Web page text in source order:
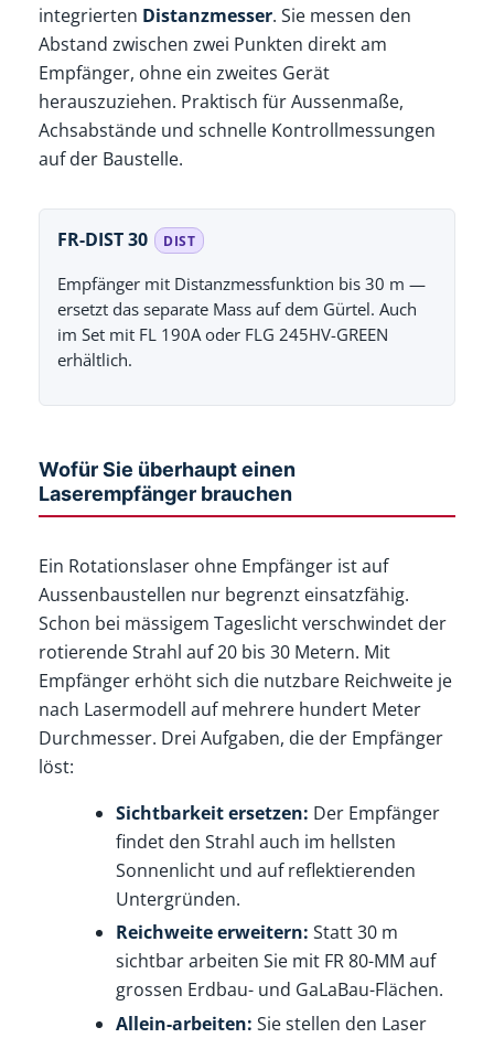
integrierten Distanzmesser. Sie messen den
Abstand zwischen zwei Punkten direkt am
Empfänger, ohne ein zweites Gerät
herauszuziehen. Praktisch für Aussenmaße,
Achsabstände und schnelle Kontrollmessungen
auf der Baustelle.
FR-DIST 30 DIST
Empfänger mit Distanzmessfunktion bis 30 m —
ersetzt das separate Mass auf dem Gürtel. Auch
im Set mit FL 190A oder FLG 245HV-GREEN
erhältlich.
Wofür Sie überhaupt einen
Laserempfänger brauchen
Ein Rotationslaser ohne Empfänger ist auf
Aussenbaustellen nur begrenzt einsatzfähig.
Schon bei mässigem Tageslicht verschwindet der
rotierende Strahl auf 20 bis 30 Metern. Mit
Empfänger erhöht sich die nutzbare Reichweite je
nach Lasermodell auf mehrere hundert Meter
Durchmesser. Drei Aufgaben, die der Empfänger
löst:
Sichtbarkeit ersetzen: Der Empfänger
findet den Strahl auch im hellsten
Sonnenlicht und auf reflektierenden
Untergründen.
Reichweite erweitern: Statt 30 m
sichtbar arbeiten Sie mit FR 80-MM auf
grossen Erdbau- und GaLaBau-Flächen.
Allein-arbeiten: Sie stellen den Laser